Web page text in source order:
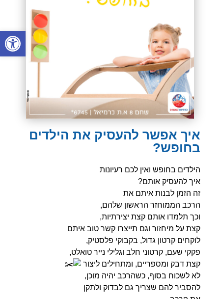
איך אפשר להעסיק את הילדים
בחופש?
הילדים בחופש ואין לכם רעיונות
איך להעסיק אותם?
זה הזמן לבנות איתם את
הרכב הממוחזר הראשון שלהם,
וכך תלמדו אותם קצת יצירתיות,
קצת על מיחזור וגם תייצרו קשר טוב איתם
לוקחים קרטון גדול, בקבוקי פלסטיק,
פקקי שעם, קרטוני חלב וגלילי נייר טואלט,
קצת דבק ומספריים, ומתחילים ליצור
לא לשכוח בסוף, כשהרכב יהיה מוכן,
להסביר להם שצריך גם לבדוק ולתקן